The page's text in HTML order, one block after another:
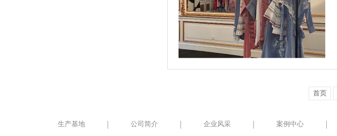
首页
生产基地 公司简介 企业风采 案例中心